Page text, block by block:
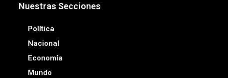
Nuestras Secciones
Política
Nacional
Economía
Mundo